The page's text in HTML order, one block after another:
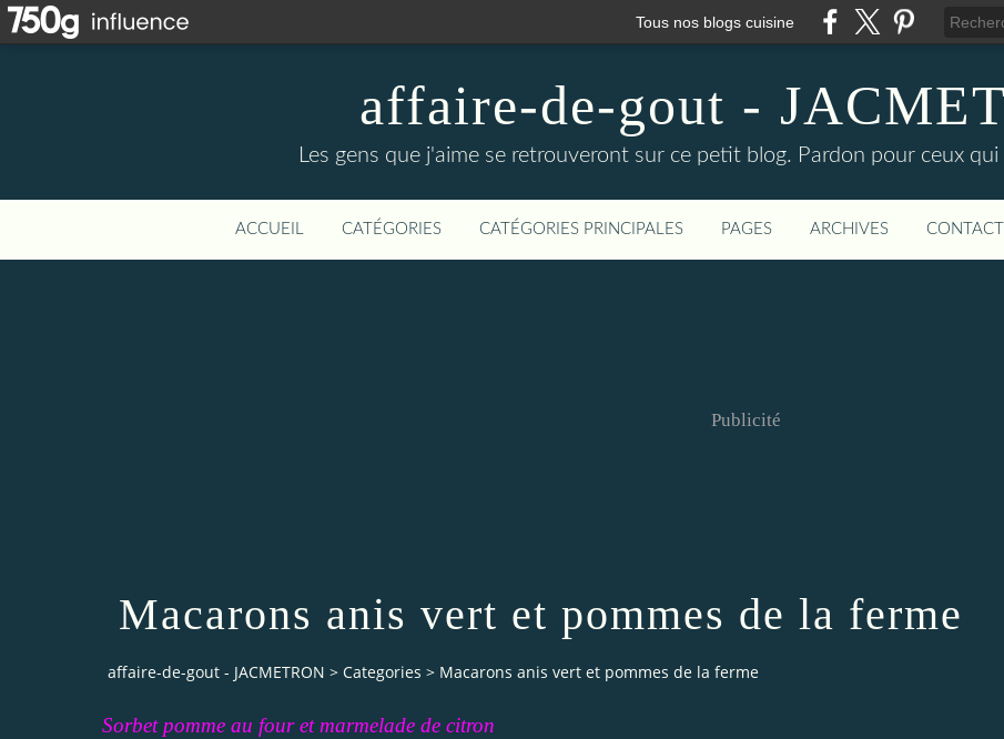
Tous nos blogs cuisine
affaire-de-gout -
Les gens que j'aime se retrouveront sur ce petit blog. Pardon pour ceux
ACCUEIL CATÉGORIES CATÉGORIES PRINCIPALES PAGES ARCHIVES CONTACT
Publicité
Macarons anis vert et pommes de la ferme
affaire-de-gout - JACMETRON > Categories > Macarons anis vert et pommes de la ferme
Sorbet pomme au four et marmelade de citron